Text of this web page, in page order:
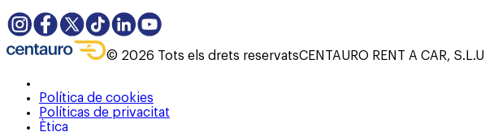
© 2026 Tots els drets reservatsCENTAURO RENT A CAR, S.L.U
Política de cookies
Políticas de privacitat
Ètica